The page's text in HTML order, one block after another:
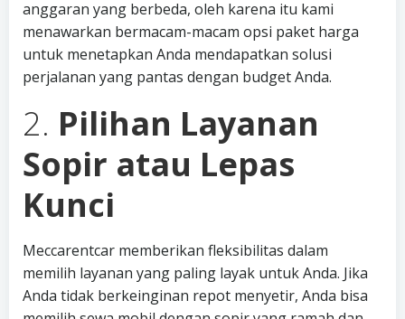
anggaran yang berbeda, oleh karena itu kami
menawarkan bermacam-macam opsi paket harga
untuk menetapkan Anda mendapatkan solusi
perjalanan yang pantas dengan budget Anda.
2. Pilihan Layanan
Sopir atau Lepas
Kunci
Meccarentcar memberikan fleksibilitas dalam
memilih layanan yang paling layak untuk Anda. Jika
Anda tidak berkeinginan repot menyetir, Anda bisa